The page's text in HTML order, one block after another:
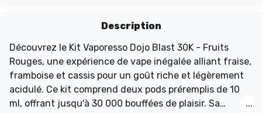
Description
Découvrez le Kit Vaporesso Dojo Blast 30K - Fruits
Rouges, une expérience de vape inégalée alliant fraise,
framboise et cassis pour un goût riche et légèrement
acidulé. Ce kit comprend deux pods préremplis de 10
ml, offrant jusqu'à 30 000 bouffées de plaisir. Sa